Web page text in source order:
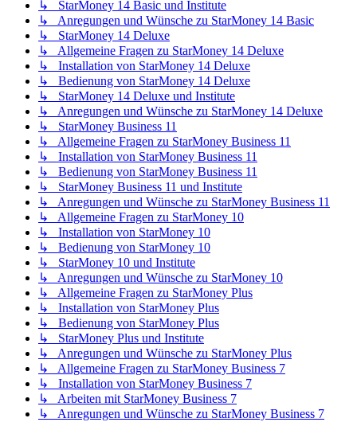
↳ StarMoney 14 Basic und Institute
↳ Anregungen und Wünsche zu StarMoney 14 Basic
↳ StarMoney 14 Deluxe
↳ Allgemeine Fragen zu StarMoney 14 Deluxe
↳ Installation von StarMoney 14 Deluxe
↳ Bedienung von StarMoney 14 Deluxe
↳ StarMoney 14 Deluxe und Institute
↳ Anregungen und Wünsche zu StarMoney 14 Deluxe
↳ StarMoney Business 11
↳ Allgemeine Fragen zu StarMoney Business 11
↳ Installation von StarMoney Business 11
↳ Bedienung von StarMoney Business 11
↳ StarMoney Business 11 und Institute
↳ Anregungen und Wünsche zu StarMoney Business 11
↳ Allgemeine Fragen zu StarMoney 10
↳ Installation von StarMoney 10
↳ Bedienung von StarMoney 10
↳ StarMoney 10 und Institute
↳ Anregungen und Wünsche zu StarMoney 10
↳ Allgemeine Fragen zu StarMoney Plus
↳ Installation von StarMoney Plus
↳ Bedienung von StarMoney Plus
↳ StarMoney Plus und Institute
↳ Anregungen und Wünsche zu StarMoney Plus
↳ Allgemeine Fragen zu StarMoney Business 7
↳ Installation von StarMoney Business 7
↳ Arbeiten mit StarMoney Business 7
↳ Anregungen und Wünsche zu StarMoney Business 7